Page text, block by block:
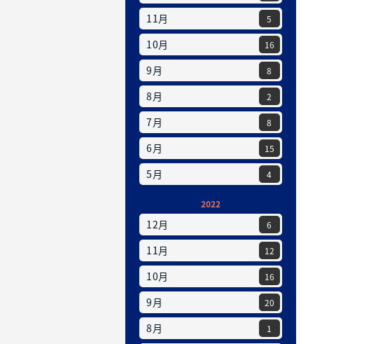
11月 5
10月 16
9月 8
8月 2
7月 8
6月 15
5月 4
2022
12月 6
11月 12
10月 16
9月 20
8月 1